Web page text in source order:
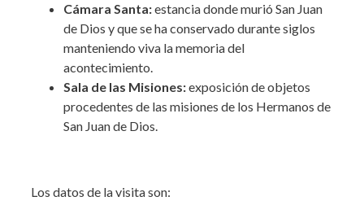
Cámara Santa:estancia donde murió San Juan
de Dios y que se ha conservado durante siglos
manteniendo viva la memoria del
acontecimiento.
Sala de las Misiones:exposición de objetos
procedentes de las misiones de los Hermanos de
San Juan de Dios.
Los datos de la visita son: